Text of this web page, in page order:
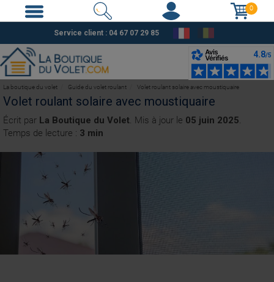
0
Service client : 04 67 07 29 85
Volet roulant solaire avec moustiquaire
Écrit par La Boutique du Volet. Mis à jour le 05 juin 2025.
Temps de lecture : 3 min
La boutique du volet Guide du volet roulant Volet roulant solaire avec moustiquaire